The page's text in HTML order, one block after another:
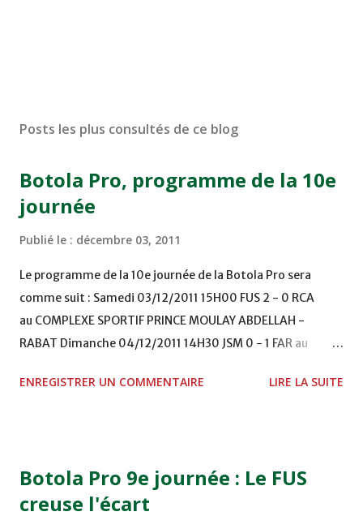
Posts les plus consultés de ce blog
Botola Pro, programme de la 10e
journée
Publié le : décembre 03, 2011
Le programme de la 10e journée de la Botola Pro sera
comme suit : Samedi 03/12/2011 15H00 FUS 2 - 0 RCA
au COMPLEXE SPORTIF PRINCE MOULAY ABDELLAH -
RABAT Dimanche 04/12/2011 14H30 JSM 0 - 1 FAR au
TERRAIN EL ABDI - EL JADIDA 16h30 OCK 0 - 1 HUSA
Mardi 06/12/2011 15H00 WAF - OCS au COMPLEXE SPORTIF
DE FES - FES WAC - MAS Reporté pour cause de finale de la
ENREGISTRER UN COMMENTAIRE LIRE LA SUITE
Botola Pro 9e journée : Le FUS
creuse l'écart